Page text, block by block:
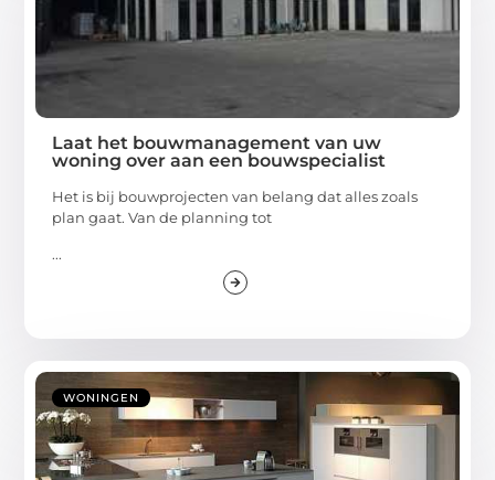
Laat het bouwmanagement van uw
woning over aan een bouwspecialist
Het is bij bouwprojecten van belang dat alles zoals
plan gaat. Van de planning tot
...
WONINGEN